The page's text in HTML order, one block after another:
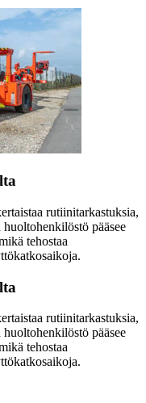
rutiinitarkastuksia,
pääsee
tehostaa
rutiinitarkastuksia,
pääsee
tehostaa